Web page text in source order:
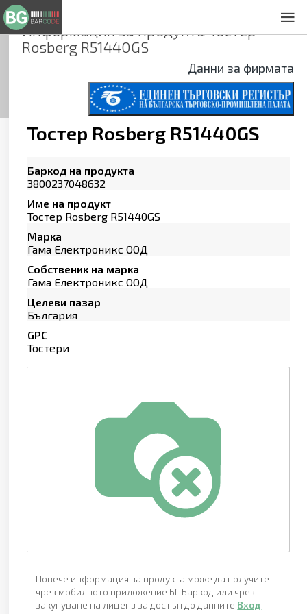
Информация за продуктаТостер
Rosberg R51440GS
Данни за фирмата
Тостер Rosberg R51440GS
Баркод на продукта
3800237048632
Име на продукт
Тостер Rosberg R51440GS
Марка
Гама Електроникс ООД
Собственик на марка
Гама Електроникс ООД
Целеви пазар
България
GPC
Тостери
Повече информация за продукта може да получите
чрез мобилното приложение БГ Баркод или чрез
закупуване на лиценз за достъп до данните Вход
Общи условия
Декларация за проверителност
Заснемане на продукти
Контакти